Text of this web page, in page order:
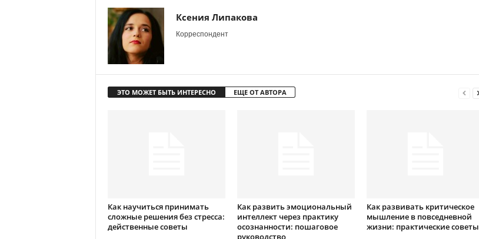
Ксения Липакова
Корреспондент
ЭТО МОЖЕТ БЫТЬ ИНТЕРЕСНО ЕЩЕ ОТ АВТОРА
Как научиться принимать
сложные решения без стресса:
действенные советы
Как развить эмоциональный
интеллект через практику
осознанности: пошаговое
руководство
Как развивать критическое
мышление в повседневной
жизни: практические советы